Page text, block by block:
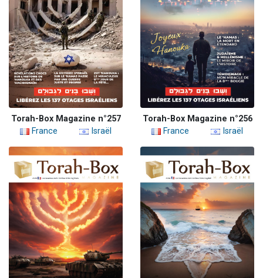
Torah-Box Magazine n°257
France
Israël
Torah-Box Magazine n°256
France
Israël